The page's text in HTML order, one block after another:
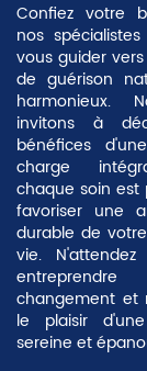
Confiez votre
nos
vous guider
de guérison
harmonieux.
invitons à
bénéfices
charge
chaque soin est
favoriser une
durable de
vie.
changement et
le plaisir
sereine et